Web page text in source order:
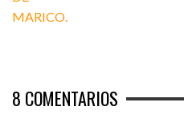
8 COMENTARIOS